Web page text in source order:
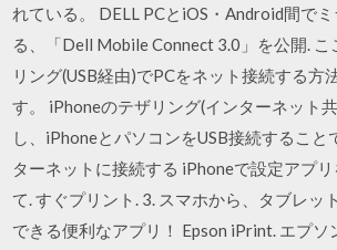
れている。 DELL PCとiOS・Android間で
る、「Dell Mobile Connect 3.0」を公開.
リング(USB経由)でPCをネット接続する方
す。 iPhoneのテザリング(インターネット
し、iPhoneとパソコンをUSB接続すること
ターネットに接続する iPhoneで設定アプ
て. すぐプリント. 3. スマホから、タブレッ
できる便利なアプリ！ Epson iPrint. エプソ